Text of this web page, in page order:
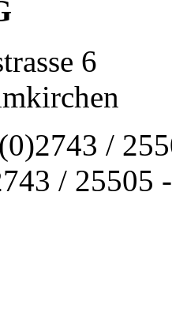
6
/
/ 25505